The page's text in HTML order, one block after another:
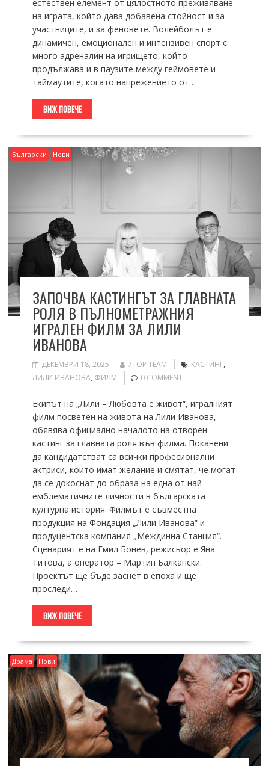
естествен елемент от цялостното преживяване
на играта, който дава добавена стойност и за
участниците, и за феновете. Волейболът е
динамичен, емоционален и интензивен спорт с
много адреналин на игрището, който
продължава и в паузите между геймовете и
таймаутите, когато напрежението от…
ВИЖ ПОВЕЧЕ
Български Нови
ЗАПОЧВА КАСТИНГЪТ ЗА ГЛАВНАТА
РОЛЯ В ПЪЛНОМЕТРАЖНИЯ
ИГРАЛЕН ФИЛМ ЗА ЛИЛИ
ИВАНОВА
ДЕКЕМВРИ 18, 2025 7TOP TEAM КАСТИНГ,
ЛИЛИ ИВАНОВА, ФИЛМ 0 COMMENT
Екипът на „Лили – Любовта е живот“, игралният
филм посветен на живота на Лили Иванова,
обявява официално началото на отворен
кастинг за главната роля във филма. Поканени
да кандидатстват са всички професионални
актриси, които имат желание и смятат, че могат
да се докоснат до образа на една от най-
емблематичните личности в българската
културна история. Филмът е съвместна
продукция на Фондация „Лили Иванова“ и
продуцентска компания „Междинна Станция“.
Сценарият е на Емил Бонев, режисьор е Яна
Титова, а оператор – Мартин Балкански.
Проектът ще бъде заснет в епоха и ще
проследи…
ВИЖ ПОВЕЧЕ
Драма Нови